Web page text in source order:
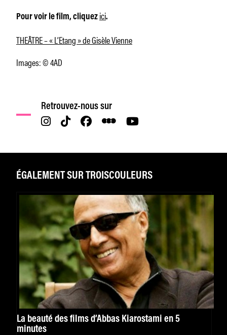
Pour voir le film, cliquez ici.
THEÂTRE – « L’Etang » de Gisèle Vienne
Images: © 4AD
Retrouvez-nous sur
ÉGALEMENT SUR TROISCOULEURS
La beauté des films d’Abbas Kiarostami en 5
minutes